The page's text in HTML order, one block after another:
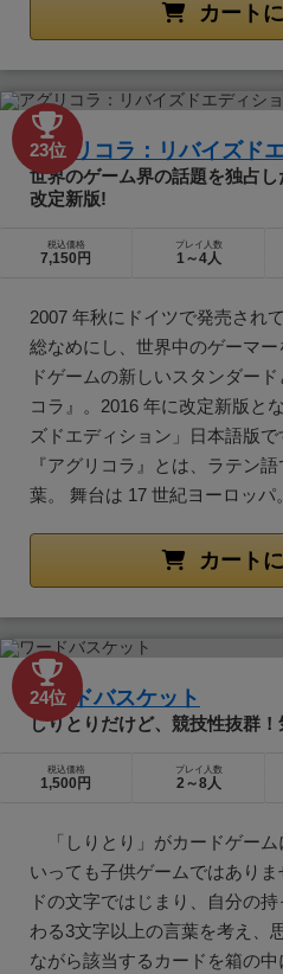
カート
23位
アグリコラ：リバイズド
世界のゲーム界の話題を独占
改定新版!
税込価格
7,150円
プレイ人数
1～4人
2007 年秋にドイツで発売され
総なめにし、世界中のゲーマ
ドゲームの新しいスタンダー
コラ』。2016 年に改定新版と
ズドエディション」日本語版
『アグリコラ』とは、ラテン
葉。 舞台は 17 世紀ヨーロッパ
カート
24位
ワードバスケット
しりとりだけど、競技性抜群！
税込価格
1,500円
プレイ人数
2～8人
「しりとり」がカードゲーム
いっても子供ゲームではあり
ドの文字ではじまり、自分の
わる3文字以上の言葉を考え、
ながら該当するカードを箱の